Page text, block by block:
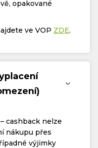
opakované
ve VOP ZDE.
– cashback nelze
nákupu přes
výjimky